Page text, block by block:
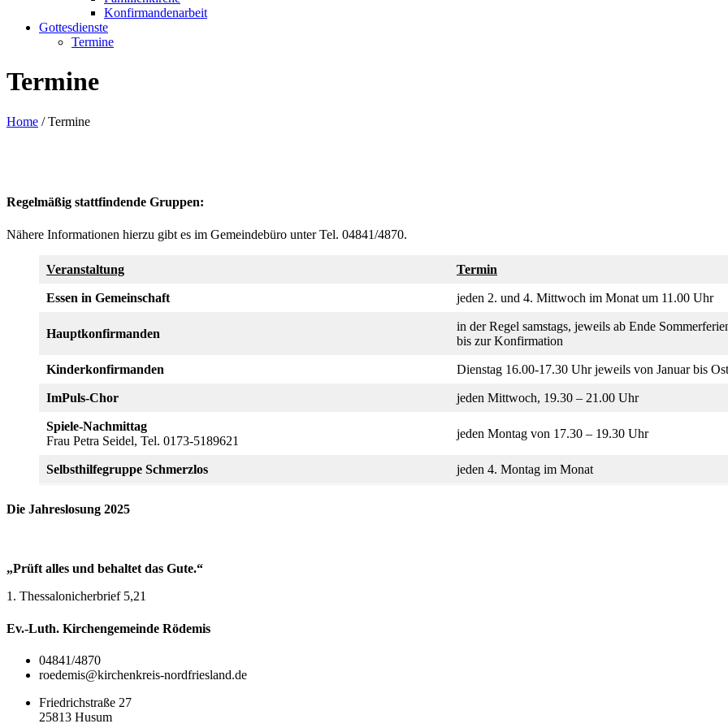
Konfirmandenarbeit
Gottesdienste
Termine
Termine
Home /Termine
Regelmäßig stattfindende Gruppen:
Nähere Informationen hierzu gibt es im Gemeindebüro unter Tel. 04841/4870.
Veranstaltung Termin
Essen in Gemeinschaft jeden 2. und 4. Mittwoch im Monat um 11.00 Uhr
Hauptkonfirmanden
in der Regel samstags, jeweils ab Ende
bis zur Konfirmation
Kinderkonfirmanden Dienstag 16.00-17.30 Uhr jeweils von Januar bis
ImPuls-Chor jeden Mittwoch, 19.30 – 21.00 Uhr
Spiele-Nachmittag
Frau Petra Seidel, Tel. 0173-5189621
jeden Montag von 17.30 – 19.30 Uhr
Selbsthilfegruppe Schmerzlos jeden 4. Montag im Monat
Die Jahreslosung 2025
„Prüft alles und behaltet das Gute.“
1. Thessalonicherbrief 5,21
Ev.-Luth. Kirchengemeinde Rödemis
04841/4870
roedemis@kirchenkreis-nordfriesland.de
Friedrichstraße 27
25813 Husum